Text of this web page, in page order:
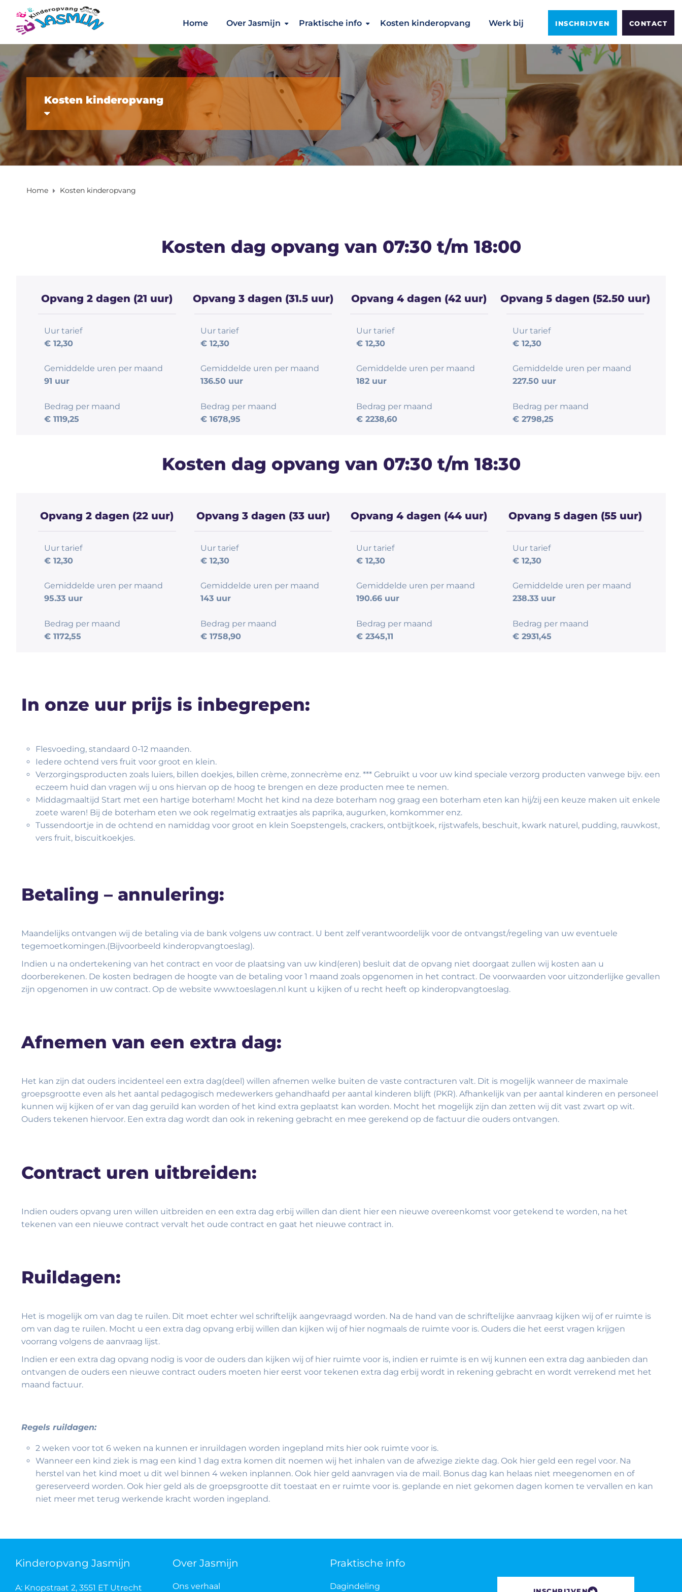
Home Over Jasmijn Praktische info Kosten kinderopvang Werk bij INSCHRIJVEN CONTACT
Kosten kinderopvang
Home Kosten kinderopvang
Kosten dag opvang van 07:30 t/m 18:00
Opvang 2 dagen (21 uur)
Uur tarief
€ 12,30
Gemiddelde uren per maand
91 uur
Bedrag per maand
€ 1119,25
Opvang 3 dagen (31.5 uur)
Uur tarief
€ 12,30
Gemiddelde uren per maand
136.50 uur
Bedrag per maand
€ 1678,95
Opvang 4 dagen (42 uur)
Uur tarief
€ 12,30
Gemiddelde uren per maand
182 uur
Bedrag per maand
€ 2238,60
Opvang 5 dagen (52.50 uur)
Uur tarief
€ 12,30
Gemiddelde uren per maand
227.50 uur
Bedrag per maand
€ 2798,25
Kosten dag opvang van 07:30 t/m 18:30
Opvang 2 dagen (22 uur)
Uur tarief
€ 12,30
Gemiddelde uren per maand
95.33 uur
Bedrag per maand
€ 1172,55
Opvang 3 dagen (33 uur)
Uur tarief
€ 12,30
Gemiddelde uren per maand
143 uur
Bedrag per maand
€ 1758,90
Opvang 4 dagen (44 uur)
Uur tarief
€ 12,30
Gemiddelde uren per maand
190.66 uur
Bedrag per maand
€ 2345,11
Opvang 5 dagen (55 uur)
Uur tarief
€ 12,30
Gemiddelde uren per maand
238.33 uur
Bedrag per maand
€ 2931,45
In onze uur prijs is inbegrepen:
Flesvoeding, standaard 0-12 maanden.
Iedere ochtend vers fruit voor groot en klein.
Verzorgingsproducten zoals luiers, billen doekjes, billen crème, zonnecrème enz. *** Gebruikt u voor uw kind speciale verzorg producten vanwege bijv. een
eczeem huid dan vragen wij u ons hiervan op de hoog te brengen en deze producten mee te nemen.
Middagmaaltijd Start met een hartige boterham! Mocht het kind na deze boterham nog graag een boterham eten kan hij/zij een keuze maken uit enkele
zoete waren! Bij de boterham eten we ook regelmatig extraatjes als paprika, augurken, komkommer enz.
Tussendoortje in de ochtend en namiddag voor groot en klein Soepstengels, crackers, ontbijtkoek, rijstwafels, beschuit, kwark naturel, pudding, rauwkost,
vers fruit, biscuitkoekjes.
Betaling – annulering:
Maandelijks ontvangen wij de betaling via de bank volgens uw contract. U bent zelf verantwoordelijk voor de ontvangst/regeling van uw eventuele
tegemoetkomingen.(Bijvoorbeeld kinderopvangtoeslag).
Indien u na ondertekening van het contract en voor de plaatsing van uw kind(eren) besluit dat de opvang niet doorgaat zullen wij kosten aan u
doorberekenen. De kosten bedragen de hoogte van de betaling voor 1 maand zoals opgenomen in het contract. De voorwaarden voor uitzonderlijke gevallen
zijn opgenomen in uw contract. Op de website www.toeslagen.nl kunt u kijken of u recht heeft op kinderopvangtoeslag.
Afnemen van een extra dag:
Het kan zijn dat ouders incidenteel een extra dag(deel) willen afnemen welke buiten de vaste contracturen valt. Dit is mogelijk wanneer de maximale
groepsgrootte even als het aantal pedagogisch medewerkers gehandhaafd per aantal kinderen blijft (PKR). Afhankelijk van per aantal kinderen en personeel
kunnen wij kijken of er van dag geruild kan worden of het kind extra geplaatst kan worden. Mocht het mogelijk zijn dan zetten wij dit vast zwart op wit.
Ouders tekenen hiervoor. Een extra dag wordt dan ook in rekening gebracht en mee gerekend op de factuur die ouders ontvangen.
Contract uren uitbreiden:
Indien ouders opvang uren willen uitbreiden en een extra dag erbij willen dan dient hier een nieuwe overeenkomst voor getekend te worden, na het
tekenen van een nieuwe contract vervalt het oude contract en gaat het nieuwe contract in.
Ruildagen:
Het is mogelijk om van dag te ruilen. Dit moet echter wel schriftelijk aangevraagd worden. Na de hand van de schriftelijke aanvraag kijken wij of er ruimte is
om van dag te ruilen. Mocht u een extra dag opvang erbij willen dan kijken wij of hier nogmaals de ruimte voor is. Ouders die het eerst vragen krijgen
voorrang volgens de aanvraag lijst.
Indien er een extra dag opvang nodig is voor de ouders dan kijken wij of hier ruimte voor is, indien er ruimte is en wij kunnen een extra dag aanbieden dan
ontvangen de ouders een nieuwe contract ouders moeten hier eerst voor tekenen extra dag erbij wordt in rekening gebracht en wordt verrekend met het
maand factuur.
Regels ruildagen:
2 weken voor tot 6 weken na kunnen er inruildagen worden ingepland mits hier ook ruimte voor is.
Wanneer een kind ziek is mag een kind 1 dag extra komen dit noemen wij het inhalen van de afwezige ziekte dag. Ook hier geld een regel voor. Na
herstel van het kind moet u dit wel binnen 4 weken inplannen. Ook hier geld aanvragen via de mail. Bonus dag kan helaas niet meegenomen en of
gereserveerd worden. Ook hier geld als de groepsgrootte dit toestaat en er ruimte voor is. geplande en niet gekomen dagen komen te vervallen en kan
niet meer met terug werkende kracht worden ingepland.
Kinderopvang Jasmijn
A: Knopstraat 2, 3551 ET Utrecht
Over Jasmijn
Ons verhaal
Praktische info
Dagindeling